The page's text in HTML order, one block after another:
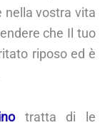
nella vostra vita
che Il tuo
riposo ed è
tratta di le